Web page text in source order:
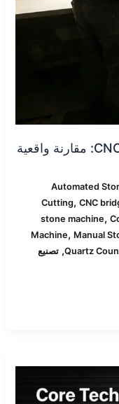
القطع اليدوي مقابل منشار الجسر CNC: مقارنة واقعية
Automated
Cutting, CNC
stone machine,
Machine, Manual
Quartz
,تصنيع